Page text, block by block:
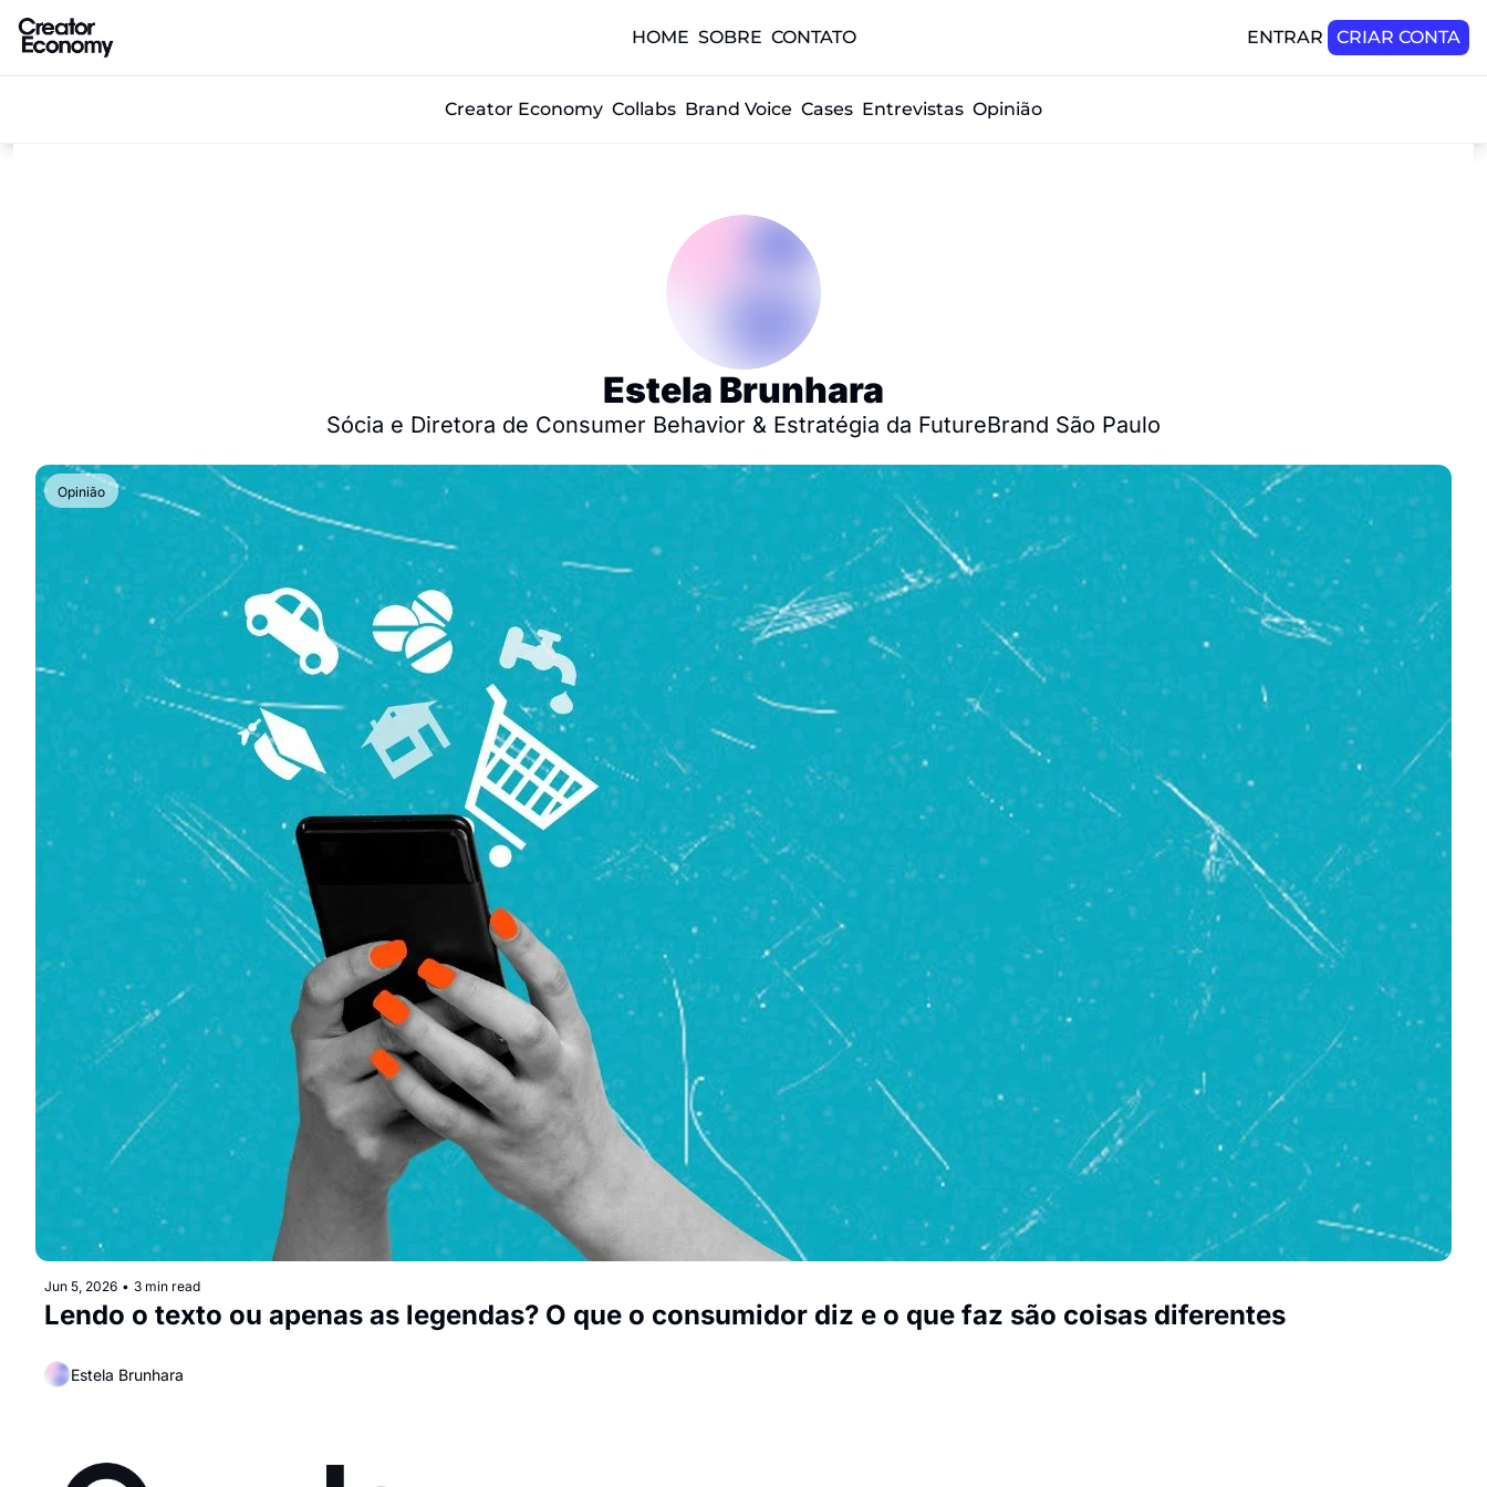
HOME SOBRE CONTATO ENTRAR CRIAR CONTA
Creator Economy Collabs Brand Voice Cases Entrevistas Opinião
Estela Brunhara
Sócia e Diretora de Consumer Behavior & Estratégia da FutureBrand São Paulo
Opinião
Jun 5, 2026 • 3 min read
Lendo o texto ou apenas as legendas? O que o consumidor diz e o que faz são coisas diferentes
Estela Brunhara